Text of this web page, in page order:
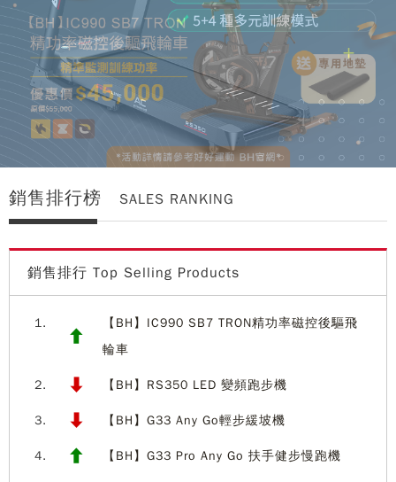
銷售排行榜 SALES RANKING
銷售排行 Top Selling Products
1.
【BH】IC990 SB7 TRON精功率磁控後驅飛
輪車
2. 【BH】RS350 LED 變頻跑步機
3. 【BH】G33 Any Go輕步緩坡機
4. 【BH】G33 Pro Any Go 扶手健步慢跑機